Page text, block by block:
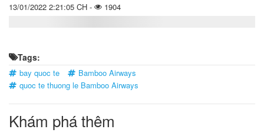
13/01/2022 2:21:05 CH - 1904
Tags:
bay quoc te
Bamboo Airways
quoc te thuong le Bamboo Airways
Khám phá thêm